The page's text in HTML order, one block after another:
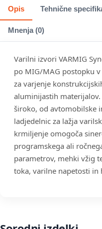
Opis Tehnične
Mnenja (0)
Varilni izvori VARMIG
po MIG/MAG postopku
za varjenje
aluminijastih
široko, od avtomobilske
ladjedelnic za lažja
krmiljenje omogoča
programskega ali
parametrov, mehki vžig
toka, varilne napetosti in